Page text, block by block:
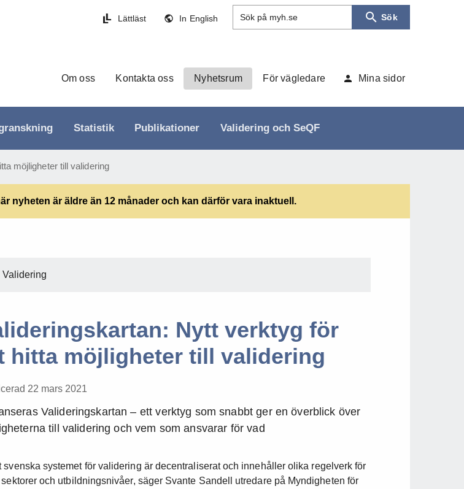
Lättläst In English Sök på myh.se Sök
Om oss Kontakta oss Nyhetsrum För vägledare Mina sidor
Statistik Publikationer Validering och SeQF
möjligheter till validering
nyheten är äldre än 12 månader och kan därför vara inaktuell.
Validering
Nytt verktyg för
hitta möjligheter till validering
22 mars 2021
Valideringskartan – ett verktyg som snabbt ger en överblick över
till validering och vem som ansvarar för vad
svenska systemet för validering är decentraliserat och innehåller olika regelverk för
och utbildningsnivåer, säger Svante Sandell utredare på Myndigheten för